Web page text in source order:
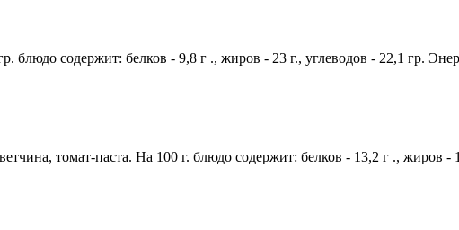
блюдо содержит: белков - 9,8 г ., жиров - 23 г., углеводов - 22,1 гр.
томат-паста. На 100 г. блюдо содержит: белков - 13,2 г ., жиров -